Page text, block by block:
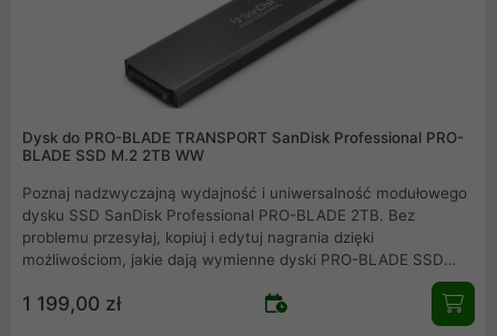
Dysk do PRO-BLADE TRANSPORT SanDisk Professional PRO-
BLADE SSD M.2 2TB WW
Poznaj nadzwyczajną wydajność i uniwersalność modułowego
dysku SSD SanDisk Professional PRO-BLADE 2TB. Bez
problemu przesyłaj, kopiuj i edytuj nagrania dzięki
możliwościom, jakie dają wymienne dyski PRO-BLADE SSD
Mag. Wybierz dyski SSD Mag, które zajmują mniej miejsca niż
podobne rozwiązania. Umieszczaj je w przenośnej obudowie
PRO-BLADE TRANSPORT lub w stacjonarnym urządzeniu PRO-
1 199,00 zł